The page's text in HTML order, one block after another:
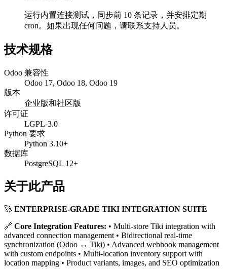
运行内置连接测试，同步前 10 条记录，并安排定期
cron。如果出现任何问题，请联系支持人员。
技术规格
Odoo 兼容性
Odoo 17, Odoo 18, Odoo 19
版本
企业版和社区版
许可证
LGPL-3.0
Python 要求
Python 3.10+
数据库
PostgreSQL 12+
关于此产品
🚀 ENTERPRISE-GRADE TIKI INTEGRATION SUITE
🔗 Core Integration Features: • Multi-store Tiki integration with
advanced connection management • Bidirectional real-time
synchronization (Odoo ↔ Tiki) • Advanced webhook management
with custom endpoints • Multi-location inventory support with
location mapping • Product variants, images, and SEO optimization